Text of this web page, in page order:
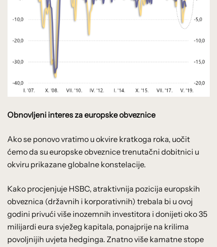
Obnovljeni interes za europske obveznice
Ako se ponovo vratimo u okvire kratkoga roka, uočit
ćemo da su europske obveznice trenutačni dobitnici u
okviru prikazane globalne konstelacije.
Kako procjenjuje HSBC, atraktivnija pozicija europskih
obveznica (državnih i korporativnih) trebala bi u ovoj
godini privući više inozemnih investitora i donijeti oko 35
milijardi eura svježeg kapitala, ponajprije na krilima
povoljnijih uvjeta hedginga. Znatno više kamatne stope